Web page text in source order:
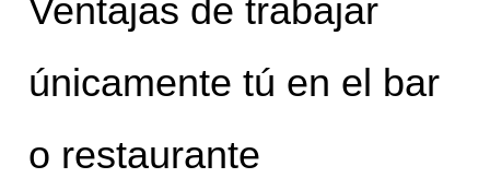
Ventajas de trabajar
únicamente tú en el bar
o restaurante